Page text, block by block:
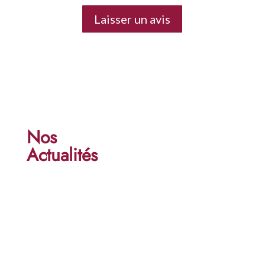
Laisser un avis
Nos
Actualités